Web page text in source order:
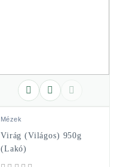
Mézek
Virág (világos) 950g
(Lakó)